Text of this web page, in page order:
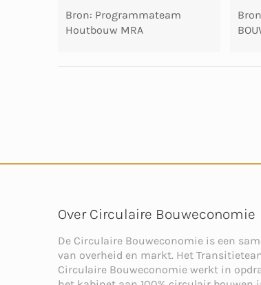
Bron: Programmateam
Houtbouw MRA
Over Circulaire Bouweconomie
De Circulaire Bouweconomie is een
van overheid en markt. Het
Circulaire Bouweconomie werkt in